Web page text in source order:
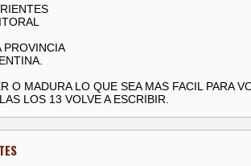
PROVINCIA
O MADURA LO QUE SEA MAS FACIL PARA
LOS 13 VOLVE A ESCRIBIR.